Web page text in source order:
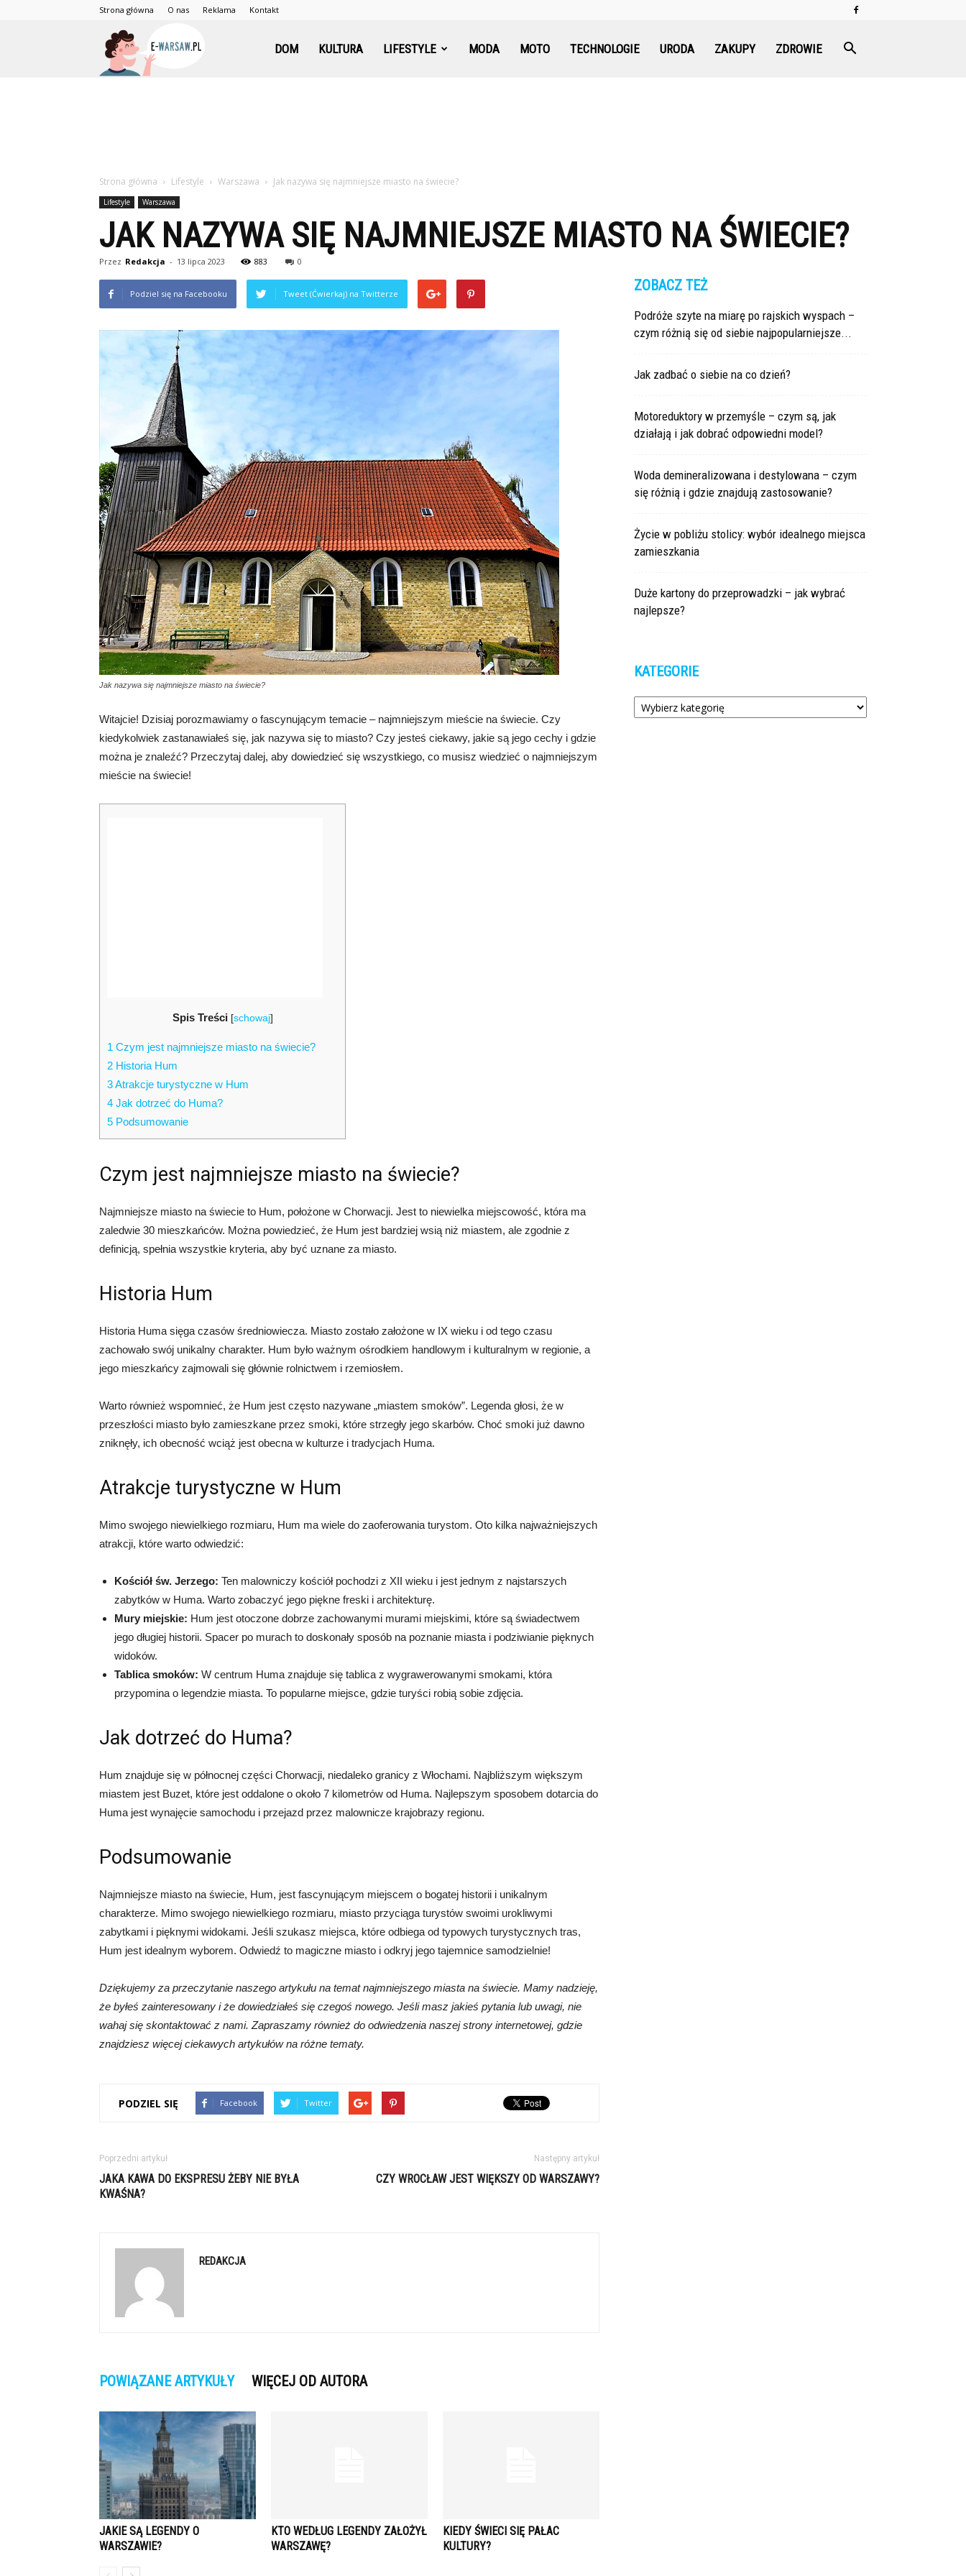
Strona główna O nas Reklama Kontakt
DOM KULTURA LIFESTYLE MODA MOTO TECHNOLOGIE URODA ZAKUPY ZDROWIE
Strona główna Lifestyle Warszawa Jak nazywa się najmniejsze miasto na świecie?
Lifestyle Warszawa
JAK NAZYWA SIĘ NAJMNIEJSZE MIASTO NA ŚWIECIE?
Przez Redakcja - 13 lipca 2023 883 0
Podziel się na Facebooku Tweet (Ćwierkaj) na Twitterze
Jak nazywa się najmniejsze miasto na świecie?
Witajcie! Dzisiaj porozmawiamy o fascynującym temacie – najmniejszym mieście na świecie. Czy
kiedykolwiek zastanawiałeś się, jak nazywa się to miasto? Czy jesteś ciekawy, jakie są jego cechy i gdzie
można je znaleźć? Przeczytaj dalej, aby dowiedzieć się wszystkiego, co musisz wiedzieć o najmniejszym
mieście na świecie!
Spis Treści [schowaj]
1 Czym jest najmniejsze miasto na świecie?
2 Historia Hum
3Atrakcje turystyczne w Hum
4 Jak dotrzeć do Huma?
5 Podsumowanie
Czym jest najmniejsze miasto na świecie?
Najmniejsze miasto na świecie to Hum, położone w Chorwacji. Jest to niewielka miejscowość, która ma
zaledwie 30 mieszkańców. Można powiedzieć, że Hum jest bardziej wsią niż miastem, ale zgodnie z
definicją, spełnia wszystkie kryteria, aby być uznane za miasto.
Historia Hum
Historia Huma sięga czasów średniowiecza. Miasto zostało założone w IX wieku i od tego czasu
zachowało swój unikalny charakter. Hum było ważnym ośrodkiem handlowym i kulturalnym w regionie, a
jego mieszkańcy zajmowali się głównie rolnictwem i rzemiosłem.
Warto również wspomnieć, że Hum jest często nazywane „miastem smoków”. Legenda głosi, że w
przeszłości miasto było zamieszkane przez smoki, które strzegły jego skarbów. Choć smoki już dawno
zniknęły, ich obecność wciąż jest obecna w kulturze i tradycjach Huma.
Atrakcje turystyczne w Hum
Mimo swojego niewielkiego rozmiaru, Hum ma wiele do zaoferowania turystom. Oto kilka najważniejszych
atrakcji, które warto odwiedzić:
Kościół św. Jerzego: Ten malowniczy kościół pochodzi z XII wieku i jest jednym z najstarszych
zabytków w Huma. Warto zobaczyć jego piękne freski i architekturę.
Mury miejskie: Hum jest otoczone dobrze zachowanymi murami miejskimi, które są świadectwem
jego długiej historii. Spacer po murach to doskonały sposób na poznanie miasta i podziwianie pięknych
widoków.
Tablica smoków: W centrum Huma znajduje się tablica z wygrawerowanymi smokami, która
przypomina o legendzie miasta. To popularne miejsce, gdzie turyści robią sobie zdjęcia.
Jak dotrzeć do Huma?
Hum znajduje się w północnej części Chorwacji, niedaleko granicy z Włochami. Najbliższym większym
miastem jest Buzet, które jest oddalone o około 7 kilometrów od Huma. Najlepszym sposobem dotarcia do
Huma jest wynajęcie samochodu i przejazd przez malownicze krajobrazy regionu.
Podsumowanie
Najmniejsze miasto na świecie, Hum, jest fascynującym miejscem o bogatej historii i unikalnym
charakterze. Mimo swojego niewielkiego rozmiaru, miasto przyciąga turystów swoimi urokliwymi
zabytkami i pięknymi widokami. Jeśli szukasz miejsca, które odbiega od typowych turystycznych tras,
Hum jest idealnym wyborem. Odwiedź to magiczne miasto i odkryj jego tajemnice samodzielnie!
Dziękujemy za przeczytanie naszego artykułu na temat najmniejszego miasta na świecie. Mamy nadzieję,
że byłeś zainteresowany i że dowiedziałeś się czegoś nowego. Jeśli masz jakieś pytania lub uwagi, nie
wahaj się skontaktować z nami. Zapraszamy również do odwiedzenia naszej strony internetowej, gdzie
znajdziesz więcej ciekawych artykułów na różne tematy.
PODZIEL SIĘ Facebook Twitter
Poprzedni artykuł
JAKA KAWA DO EKSPRESU ŻEBY NIE BYŁA
KWAŚNA?
Następny artykuł
CZY WROCŁAW JEST WIĘKSZY OD WARSZAWY?
REDAKCJA
POWIĄZANE ARTYKUŁY WIĘCEJ OD AUTORA
JAKIE SĄ LEGENDY O
WARSZAWIE?
KTO WEDŁUG LEGENDY ZAŁOŻYŁ
WARSZAWĘ?
KIEDY ŚWIECI SIĘ PAŁAC
KULTURY?
ZOBACZ TEŻ
Podróże szyte na miarę po rajskich wyspach –
czym różnią się od siebie najpopularniejsze...
Jak zadbać o siebie na co dzień?
Motoreduktory w przemyśle – czym są, jak
działają i jak dobrać odpowiedni model?
Woda demineralizowana i destylowana – czym
się różnią i gdzie znajdują zastosowanie?
Życie w pobliżu stolicy: wybór idealnego miejsca
zamieszkania
Duże kartony do przeprowadzki – jak wybrać
najlepsze?
KATEGORIE
Kategorie